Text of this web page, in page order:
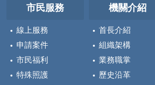
市民服務
線上服務
申請案件
市民福利
特殊照護
機關介紹
首長介紹
組織架構
業務職掌
歷史沿革